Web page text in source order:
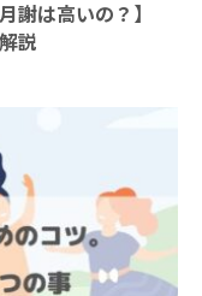
謝は高いの？】
説